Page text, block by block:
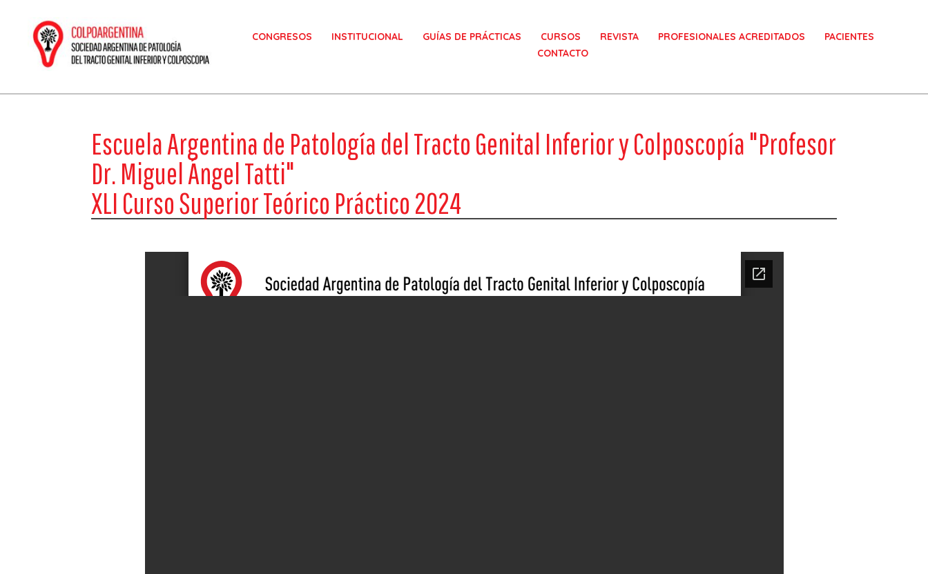
CONGRESOS INSTITUCIONAL GUÍAS DE PRÁCTICAS CURSOS REVISTA PROFESIONALES ACREDITADOS
PACIENTES
CONTACTO
Escuela Argentina de Patología del Tracto Genital Inferior y Colposcopía "Profesor
Dr. Miguel Ángel Tatti"
XLI Curso Superior Teórico Práctico 2024